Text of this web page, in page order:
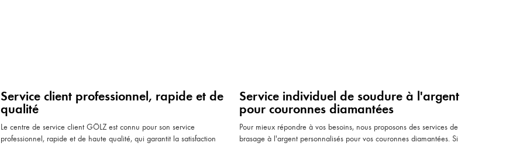
Service client professionnel, rapide et de
qualité
Le centre de service client GÖLZ est connu pour son service
professionnel, rapide et de haute qualité, qui garantit la satisfaction
Service individuel de soudure à l'argent
pour couronnes diamantées
Pour mieux répondre à vos besoins, nous proposons des services de
brasage à l'argent personnalisés pour vos couronnes diamantées. Si